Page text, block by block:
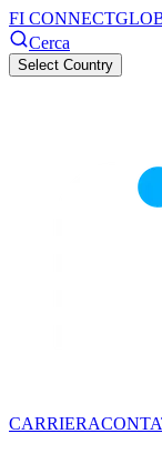
FI CONNECT
Cerca
Select Country
CARRIERA